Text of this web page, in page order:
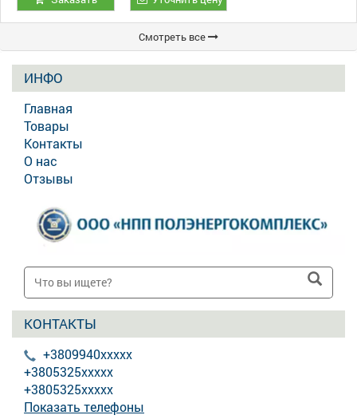
Смотреть все
ИНФО
Главная
Товары
Контакты
О нас
Отзывы
КОНТАКТЫ
+3809940xxxxx
+3805325xxxxx
+3805325xxxxx
Показать телефоны